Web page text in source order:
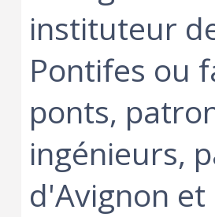
instituteur
Pontifes ou
ponts,
ingénieurs,
d'Avignon